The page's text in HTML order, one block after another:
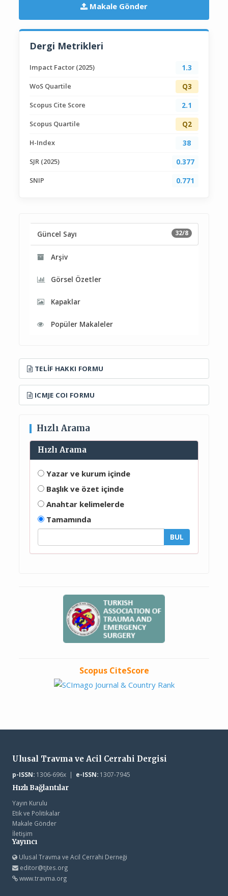
Makale Gönder
Dergi Metrikleri
Impact Factor (2025) 1.3
WoS Quartile Q3
Scopus Cite Score 2.1
Scopus Quartile Q2
H-Index 38
SJR (2025) 0.377
SNIP 0.771
32/8
Güncel Sayı
Arşiv
Görsel Özetler
Kapaklar
Popüler Makaleler
TELIF HAKKI FORMU
ICMJE COI FORMU
Hızlı Arama
Hızlı Arama
Yazar ve kurum içinde
Başlık ve özet içinde
Anahtar kelimelerde
Tamamında
Scopus CiteScore
Ulusal Travma ve Acil Cerrahi Dergisi
p-ISSN:1306-696x | e-ISSN:1307-7945
Hızlı Bağlantılar
Yayın Kurulu
Etik ve Politikalar
Makale Gönder
İletişim
Yayıncı
Ulusal Travma ve Acil Cerrahi Derneği
editor@tjtes.org
www.travma.org